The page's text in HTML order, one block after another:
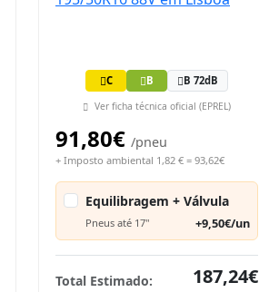
C B B 72dB
Ver ficha técnica oficial (EPREL)
91,80€ /pneu
+ Imposto ambiental 1,82 € = 93,62€
Equilibragem + Válvula
Pneus até 17" +9,50€/un
Total Estimado:
187,24€